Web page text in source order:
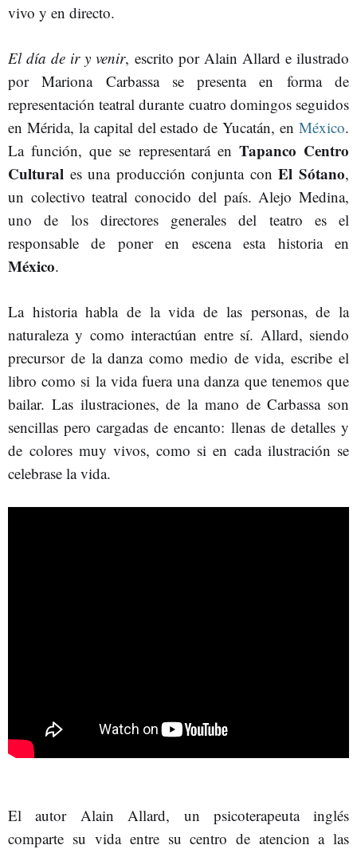
vivo y en directo.
El día de ir y venir, escrito por Alain Allard e ilustrado
por Mariona Carbassa se presenta en forma de
representación teatral durante cuatro domingos seguidos
en Mérida, la capital del estado de Yucatán, en México.
La función, que se representará en Tapanco Centro
Cultural es una producción conjunta conEl Sótano,
un colectivo teatral conocido del país. Alejo Medina,
uno de los directores generales del teatro es el
responsable de poner en escena esta historia en
México.
La historia habla de la vida de las personas, de la
naturaleza y como interactúan entre sí. Allard, siendo
precursor de la danza como medio de vida, escribe el
libro como si la vida fuera una danza que tenemos que
bailar. Las ilustraciones, de la mano de Carbassa son
sencillas pero cargadas de encanto: llenas de detalles y
de colores muy vivos, como si en cada ilustración se
celebrase la vida.
El autor Alain Allard, un psicoterapeuta inglés
comparte su vida entre su centro de atencion a las